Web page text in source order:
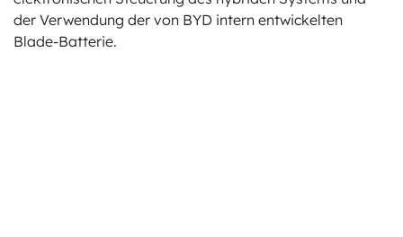
der Verwendung der von BYD intern entwickelten
Blade-Batterie.